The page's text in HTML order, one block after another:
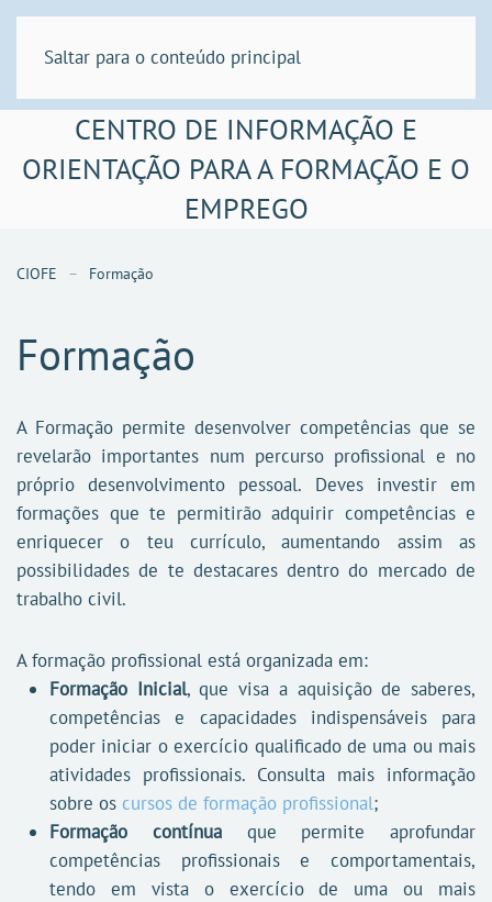
Saltar para o conteúdo principal
CENTRO DE INFORMAÇÃO E
ORIENTAÇÃO PARA A FORMAÇÃO E O
EMPREGO
CIOFE Formação
Formação
A Formação permite desenvolver competências que se
revelarão importantes num percurso profissional e no
próprio desenvolvimento pessoal. Deves investir em
formações que te permitirão adquirir competências e
enriquecer o teu currículo, aumentando assim as
possibilidades de te destacares dentro do mercado de
trabalho civil.
A formação profissional está organizada em:
Formação Inicial, que visa a aquisição de saberes,
competências e capacidades indispensáveis para
poder iniciar o exercício qualificado de uma ou mais
atividades profissionais. Consulta mais informação
sobre os cursos de formação profissional;
Formação contínuaque permite aprofundar
competências profissionais e comportamentais,
tendo em vista o exercício de uma ou mais